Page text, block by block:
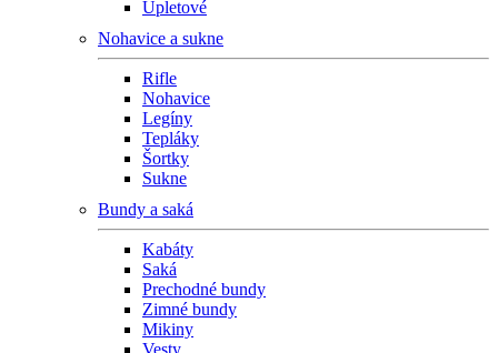
Úpletové
Nohavice a sukne
Rifle
Nohavice
Legíny
Tepláky
Šortky
Sukne
Bundy a saká
Kabáty
Saká
Prechodné bundy
Zimné bundy
Mikiny
Vesty